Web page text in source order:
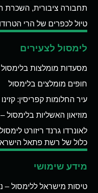
תחבורה ציבורית, השכרת
טיול לכפרים של הרי
לימסול לצעירים
מסעדות מומלצות
חופים מומלצים בלימסול
עיר החלומות קפריסין:
מוזיאון האשליות בלימסול
כלול של רשת פתאל
מידע שימושי
טיסות מישראל ללימסול –